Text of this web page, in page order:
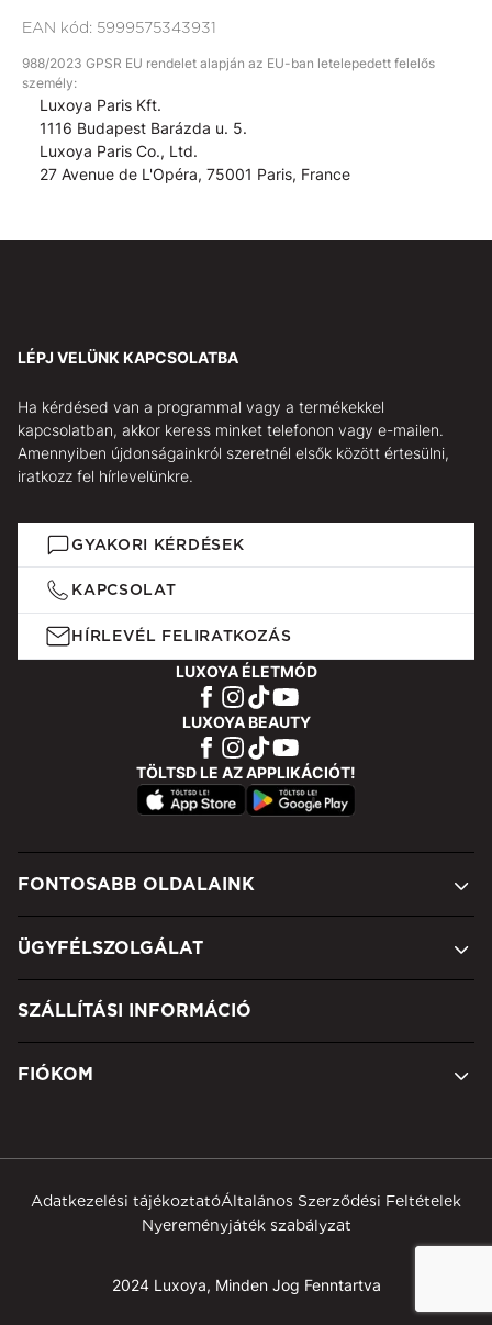
EAN kód: 5999575343931
988/2023 GPSR EU rendelet alapján az EU-ban letelepedett felelős
személy:
Luxoya Paris Kft.
1116 Budapest Barázda u. 5.
Luxoya Paris Co., Ltd.
27 Avenue de L'Opéra, 75001 Paris, France
LÉPJ VELÜNK KAPCSOLATBA
Ha kérdésed van a programmal vagy a termékekkel
kapcsolatban, akkor keress minket telefonon vagy e-mailen.
Amennyiben újdonságainkról szeretnél elsők között értesülni,
iratkozz fel hírlevelünkre.
GYAKORI KÉRDÉSEK
KAPCSOLAT
HÍRLEVÉL FELIRATKOZÁS
LUXOYA ÉLETMÓD
LUXOYA BEAUTY
TÖLTSD LE AZ APPLIKÁCIÓT!
FONTOSABB OLDALAINK
ÜGYFÉLSZOLGÁLAT
SZÁLLÍTÁSI INFORMÁCIÓ
FIÓKOM
2024 Luxoya, Minden Jog Fenntartva
Adatkezelési tájékoztatóÁltalános Szerződési Feltételek
Nyereményjáték szabályzat